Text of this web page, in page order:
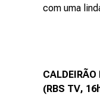
com uma
CALDEIRÃO
(RBS TV,